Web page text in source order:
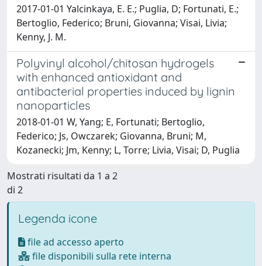
2017-01-01 Yalcinkaya, E. E.; Puglia, D; Fortunati, E.;
Bertoglio, Federico; Bruni, Giovanna; Visai, Livia;
Kenny, J. M.
Polyvinyl alcohol/chitosan hydrogels
with enhanced antioxidant and
antibacterial properties induced by lignin
nanoparticles
2018-01-01 W, Yang; E, Fortunati; Bertoglio,
Federico; Js, Owczarek; Giovanna, Bruni; M,
Kozanecki; Jm, Kenny; L, Torre; Livia, Visai; D, Puglia
Mostrati risultati da 1 a 2
di 2
Legenda icone
file ad accesso aperto
file disponibili sulla rete interna